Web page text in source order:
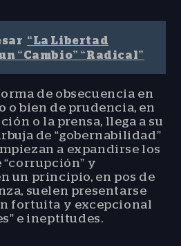
“La Libertad
“Cambio” “Radical”
de obsecuencia en
o bien de prudencia, en
o la prensa, llega a su
de “gobernabilidad”
a expandirse los
y
un principio, en pos de
suelen presentarse
fortuita y excepcional
e ineptitudes.